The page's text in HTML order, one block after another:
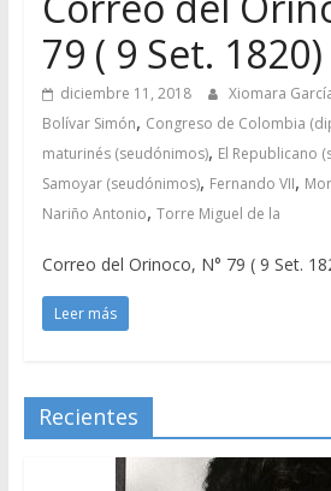
79 ( 9 Set. 1820)
diciembre 11, 2018 Xiomara
Bolívar Simón, Congreso de Colombia
maturinés (seudónimos), El Republicano
Samoyar (seudónimos), Fernando VII,
Nariño Antonio, Torre Miguel de la
Correo del Orinoco, N° 79 ( 9 Set.
Leer más
Recientes